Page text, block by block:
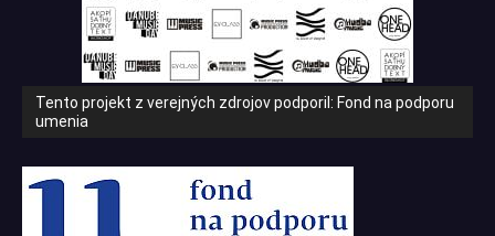
Tento projekt z verejných zdrojov podporil: Fond na podporu
umenia